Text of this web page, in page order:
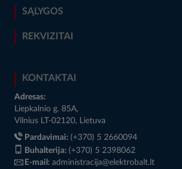
SĄLYGOS
REKVIZITAI
KONTAKTAI
Adresas:
Liepkalnio g. 85A,
Vilnius LT-02120, Lietuva
Pardavimai: (+370) 5 2660094
Buhalterija: (+370) 5 2398062
E-mail: administracija@elektrobalt.lt